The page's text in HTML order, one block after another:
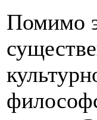
Помимо